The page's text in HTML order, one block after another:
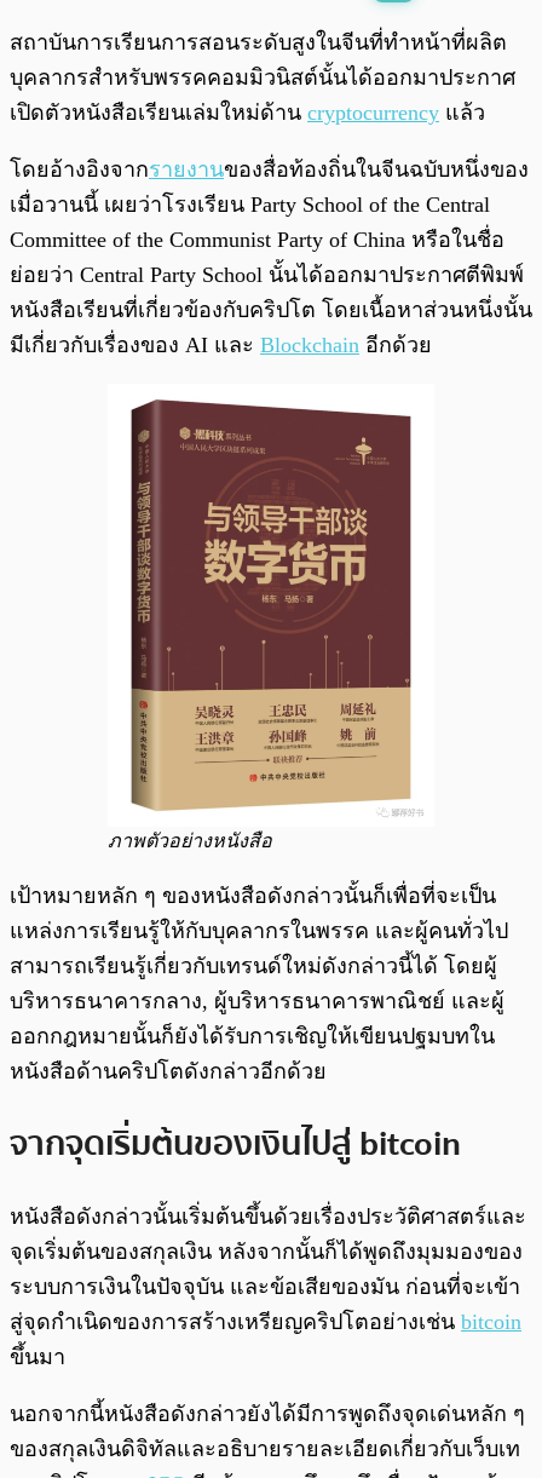
พร้อมเล่น 0:00/0:00
สถาบันการเรียนการสอนระดับสูงในจีนที่ทำหน้าที่ผลิต
บุคลากรสำหรับพรรคคอมมิวนิสต์นั้นได้ออกมาประกาศ
เปิดตัวหนังสือเรียนเล่มใหม่ด้าน cryptocurrency แล้ว
โดยอ้างอิงจากรายงานของสื่อท้องถิ่นในจีนฉบับหนึ่งของ
เมื่อวานนี้ เผยว่าโรงเรียน Party School of the Central
Committee of the Communist Party of China หรือในชื่อ
ย่อยว่า Central Party School นั้นได้ออกมาประกาศตีพิมพ์
หนังสือเรียนที่เกี่ยวข้องกับคริปโต โดยเนื้อหาส่วนหนึ่งนั้น
มีเกี่ยวกับเรื่องของ AI และ Blockchain อีกด้วย
ภาพตัวอย่างหนังสือ
เป้าหมายหลัก ๆ ของหนังสือดังกล่าวนั้นก็เพื่อที่จะเป็น
แหล่งการเรียนรู้ให้กับบุคลากรในพรรค และผู้คนทั่วไป
สามารถเรียนรู้เกี่ยวกับเทรนด์ใหม่ดังกล่าวนี้ได้ โดยผู้
บริหารธนาคารกลาง, ผู้บริหารธนาคารพาณิชย์ และผู้
ออกกฎหมายนั้นก็ยังได้รับการเชิญให้เขียนปฐมบทใน
หนังสือด้านคริปโตดังกล่าวอีกด้วย
จากจุดเริ่มต้นของเงินไปสู่ bitcoin
หนังสือดังกล่าวนั้นเริ่มต้นขึ้นด้วยเรื่องประวัติศาสตร์และ
จุดเริ่มต้นของสกุลเงิน หลังจากนั้นก็ได้พูดถึงมุมมองของ
ระบบการเงินในปัจจุบัน และข้อเสียของมัน ก่อนที่จะเข้า
สู่จุดกำเนิดของการสร้างเหรียญคริปโตอย่างเช่น bitcoin
ขึ้นมา
นอกจากนี้หนังสือดังกล่าวยังได้มีการพูดถึงจุดเด่นหลัก ๆ
ของสกุลเงินดิจิทัลและอธิบายรายละเอียดเกี่ยวกับเว็บเท